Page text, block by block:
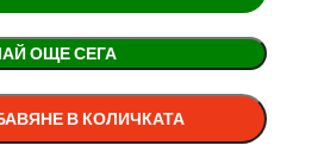
ОЩЕ СЕГА
В КОЛИЧКАТА